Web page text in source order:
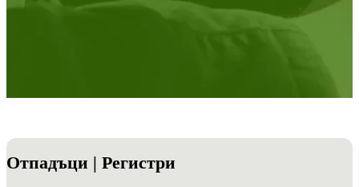
Отпадъци | Регистри